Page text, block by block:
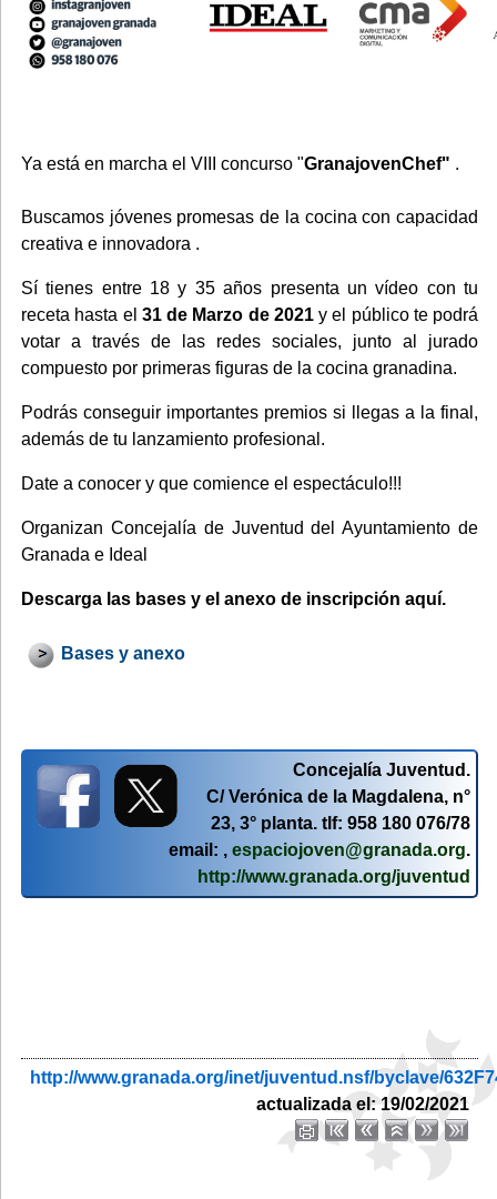
Ya está en marcha el VIII concurso "GranajovenChef" .
Buscamos jóvenes promesas de la cocina con capacidad
creativa e innovadora .
Sí tienes entre 18 y 35 años presenta un vídeo con tu
receta hasta el 31 de Marzo de 2021 y el público te podrá
votar a través de las redes sociales, junto al jurado
compuesto por primeras figuras de la cocina granadina.
Podrás conseguir importantes premios si llegas a la final,
además de tu lanzamiento profesional.
Date a conocer y que comience el espectáculo!!!
Organizan Concejalía de Juventud del Ayuntamiento de
Granada e Ideal
Descarga las bases y el anexo de inscripción aquí.
Bases y anexo
Concejalía Juventud.
C/ Verónica de la Magdalena, n°
23, 3° planta. tlf: 958 180 076/78
email: , espaciojoven@granada.org.
http://www.granada.org/juventud
http://www.granada.org/inet/juventud.nsf/byclave/
actualizada el: 19/02/2021